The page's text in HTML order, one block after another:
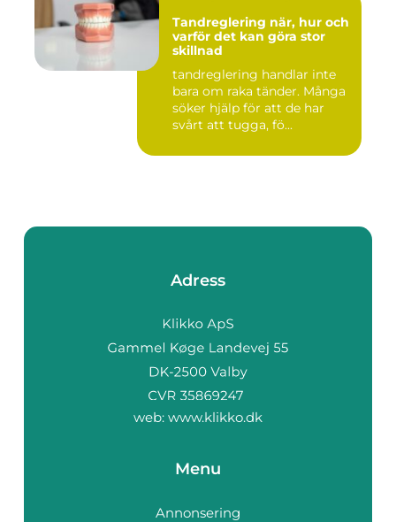
Tandreglering när, hur och
varför det kan göra stor
skillnad
tandreglering handlar inte
bara om raka tänder. Många
söker hjälp för att de har
svårt att tugga, fö...
Adress
web: www.klikko.dk
Menu
Annonsering